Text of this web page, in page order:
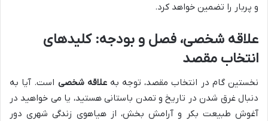
و پربار را تضمین خواهد کرد.
علاقه شخصی، فصل و بودجه: کلیدهای
انتخاب مقصد
نخستین گام در انتخاب مقصد، توجه بهعلاقه شخصی است. آیا به
دنبال غرق شدن در تاریخ و تمدن باستانی هستید، یا می خواهید در
آغوش طبیعت بکر و آرامش بخش، از هیاهوی زندگی شهری دور